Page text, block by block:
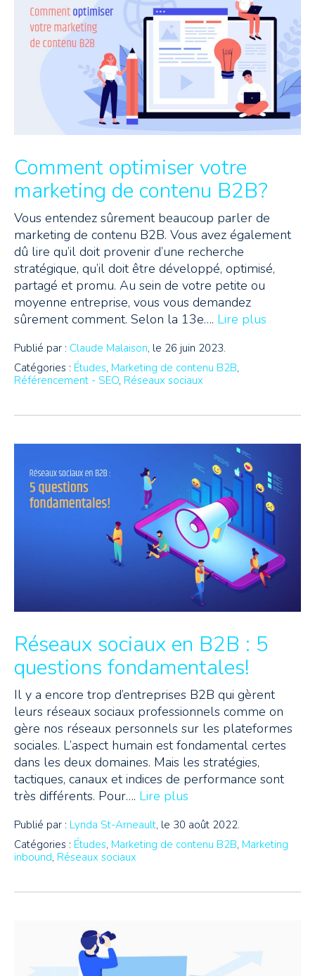
Comment optimiser votre
marketing de contenu B2B?
Vous entendez sûrement beaucoup parler de
marketing de contenu B2B. Vous avez également
dû lire qu’il doit provenir d’une recherche
stratégique, qu’il doit être développé, optimisé,
partagé et promu. Au sein de votre petite ou
moyenne entreprise, vous vous demandez
sûrement comment. Selon la 13e…. Lire plus
Publié par : Claude Malaison, le 26 juin 2023.
Catégories : Études, Marketing de contenu B2B,
Référencement - SEO, Réseaux sociaux
Réseaux sociaux en B2B : 5
questions fondamentales!
Il y a encore trop d’entreprises B2B qui gèrent
leurs réseaux sociaux professionnels comme on
gère nos réseaux personnels sur les plateformes
sociales. L’aspect humain est fondamental certes
dans les deux domaines. Mais les stratégies,
tactiques, canaux et indices de performance sont
très différents. Pour…. Lire plus
Publié par : Lynda St-Arneault, le 30 août 2022.
Catégories : Études, Marketing de contenu B2B, Marketing
inbound, Réseaux sociaux